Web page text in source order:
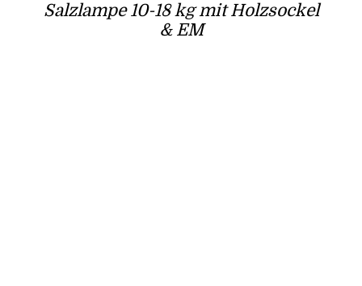
Salzlampe 10-18 kg mit Holzsockel
& EM